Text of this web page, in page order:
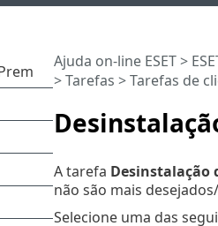
Ajuda on-line ESET>
>Tarefas >Tarefas de
A tarefa Desinstalação
não são mais
Selecione uma das